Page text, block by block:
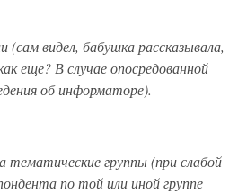
видел, бабушка рассказывала,
еще? В случае опосредованной
об информаторе).
тематические группы (при слабой
по той или иной группе